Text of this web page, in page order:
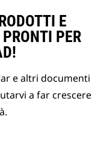
E
PER
e altri documenti
a far crescere